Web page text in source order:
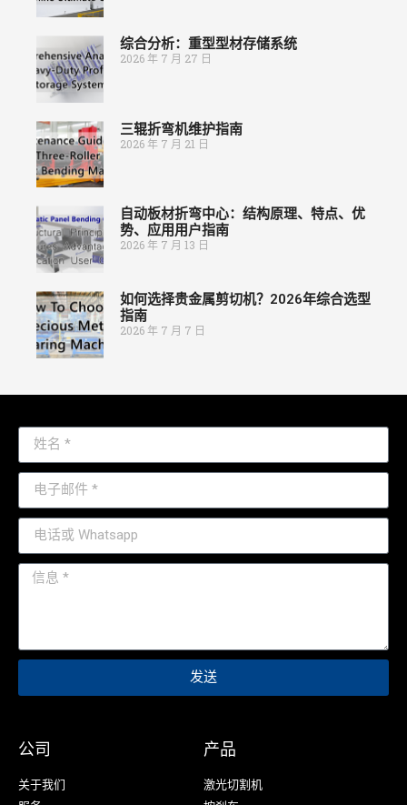
综合分析：重型型材存储系统
2026 年 7 月 27 日
三辊折弯机维护指南
2026 年 7 月 21 日
自动板材折弯中心：结构原理、特点、优
势、应用用户指南
2026 年 7 月 13 日
如何选择贵金属剪切机？2026年综合选型
指南
2026 年 7 月 7 日
发送
公司
关于我们
产品
激光切割机